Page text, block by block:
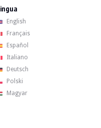
in Svizzera e accetta visite
English
Français
Español
Italiano
Deutsch
Polski
Magyar